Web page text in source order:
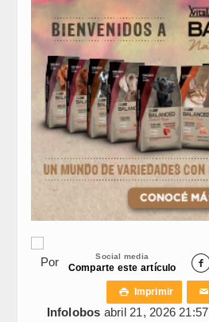
Social media
Comparte este artículo 
 Imprimir ✉
Por
Infolobos abril 21, 2026 21:57